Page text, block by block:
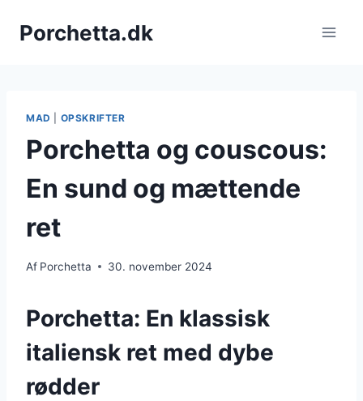
Porchetta.dk
MAD OPSKRIFTER
Porchetta og couscous:
En sund og mættende
ret
Af Porchetta 30. november 2024
Porchetta: En klassisk
italiensk ret med dybe
rødder